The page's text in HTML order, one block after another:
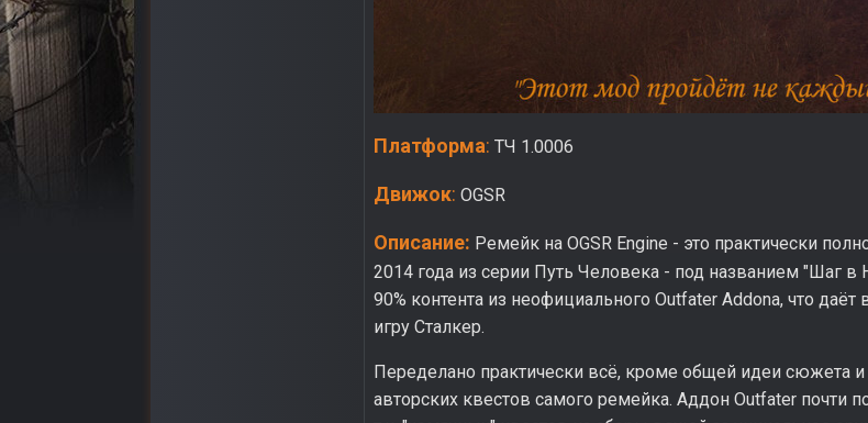
Платформа: ТЧ 1.0006
Движок: OGSR
Описание: Ремейк на OGSR Engine - это практически
2014 года из серии Путь Человека - под названием "Шаг
90% контента из неофициального Outfater Addonа, что
игру Сталкер.
Переделано практически всё, кроме общей идеи сюжета
авторских квестов самого ремейка. Аддон Outfater почти